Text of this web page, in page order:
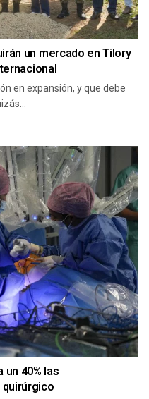
un mercado en Tilory
en expansión, y que debe
40% las